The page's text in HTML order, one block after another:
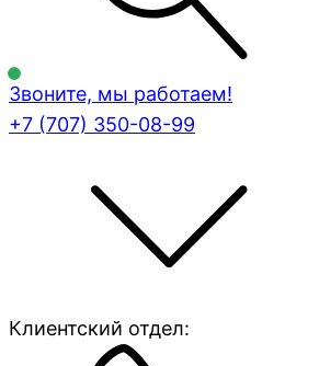
Звоните, мы работаем!
+7 (707) 350-08-99
Клиентский отдел: